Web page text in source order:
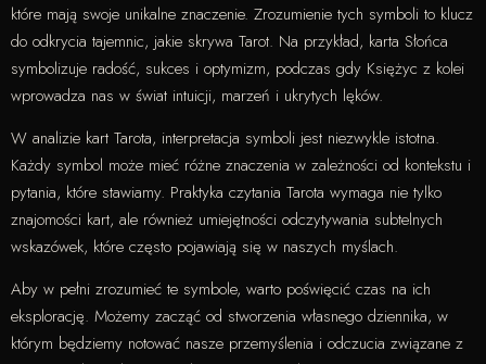
które mają swoje unikalne znaczenie. Zrozumienie tych symboli to klucz
do odkrycia tajemnic, jakie skrywa Tarot. Na przykład, karta Słońca
symbolizuje radość, sukces i optymizm, podczas gdy Księżyc z kolei
wprowadza nas w świat intuicji, marzeń i ukrytych lęków.
W analizie kart Tarota, interpretacja symboli jest niezwykle istotna.
Każdy symbol może mieć różne znaczenia w zależności od kontekstu i
pytania, które stawiamy. Praktyka czytania Tarota wymaga nie tylko
znajomości kart, ale również umiejętności odczytywania subtelnych
wskazówek, które często pojawiają się w naszych myślach.
Aby w pełni zrozumieć te symbole, warto poświęcić czas na ich
eksplorację. Możemy zacząć od stworzenia własnego dziennika, w
którym będziemy notować nasze przemyślenia i odczucia związane z